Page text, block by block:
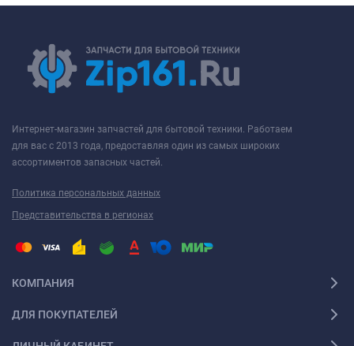
Интернет-магазин запчастей для бытовой техники. Работаем
для вас с 2013 года, предоставляя один из самых широких
ассортиментов запасных частей.
Политика персональных данных
Представительства в регионах
КОМПАНИЯ
ДЛЯ ПОКУПАТЕЛЕЙ